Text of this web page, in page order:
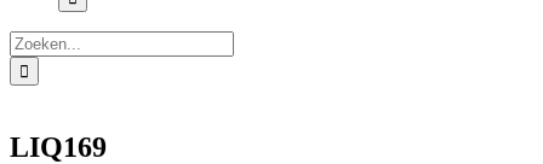
Zoeken
naar:
LIQ169